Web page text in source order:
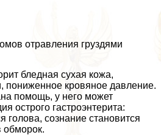
отравления груздями
бледная сухая кожа,
пониженное кровяное давление.
помощь, у него может
острого гастроэнтерита:
голова, сознание становится
обморок.